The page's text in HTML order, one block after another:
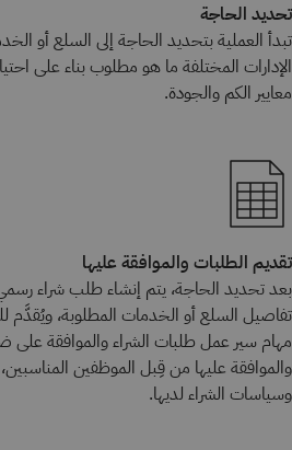
تحديد الحاجة
تبدأ العملية بتحديد الحاجة إلى السلع أو
الإدارات المختلفة ما هو مطلوب بناء على
معايير الكم والجودة.
تقديم الطلبات والموافقة عليها
بعد تحديد الحاجة، يتم إنشاء طلب شراء
تفاصيل السلع أو الخدمات المطلوبة،
مهام سير عمل طلبات الشراء والموافقة على
والموافقة عليها من قِبل الموظفين
وسياسات الشراء لديها.